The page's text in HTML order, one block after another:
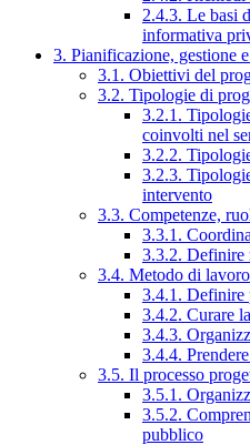
2.4.3. Le basi
informativa
3. Pianificazione, gestione
3.1. Obiettivi del
3.2. Tipologie di
3.2.1.
coinvolti nel
3.2.2.
3.2.3.
intervento
3.3. Competenze,
3.3.1.
3.3.2. Definire
3.4. Metodo di lavoro
3.4.1. Definire
3.4.2. Curare
3.4.3.
3.4.4.
3.5. Il processo
3.5.1.
3.5.2.
pubblico